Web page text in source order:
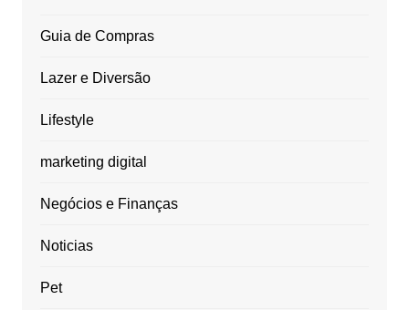
Guia de Compras
Lazer e Diversão
Lifestyle
marketing digital
Negócios e Finanças
Noticias
Pet